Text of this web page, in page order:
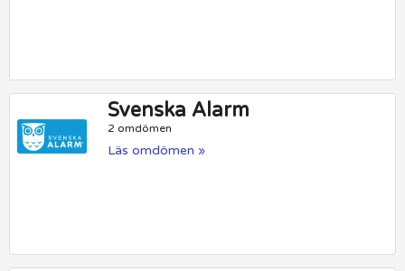
Svenska Alarm
2 omdömen
Läs omdömen »